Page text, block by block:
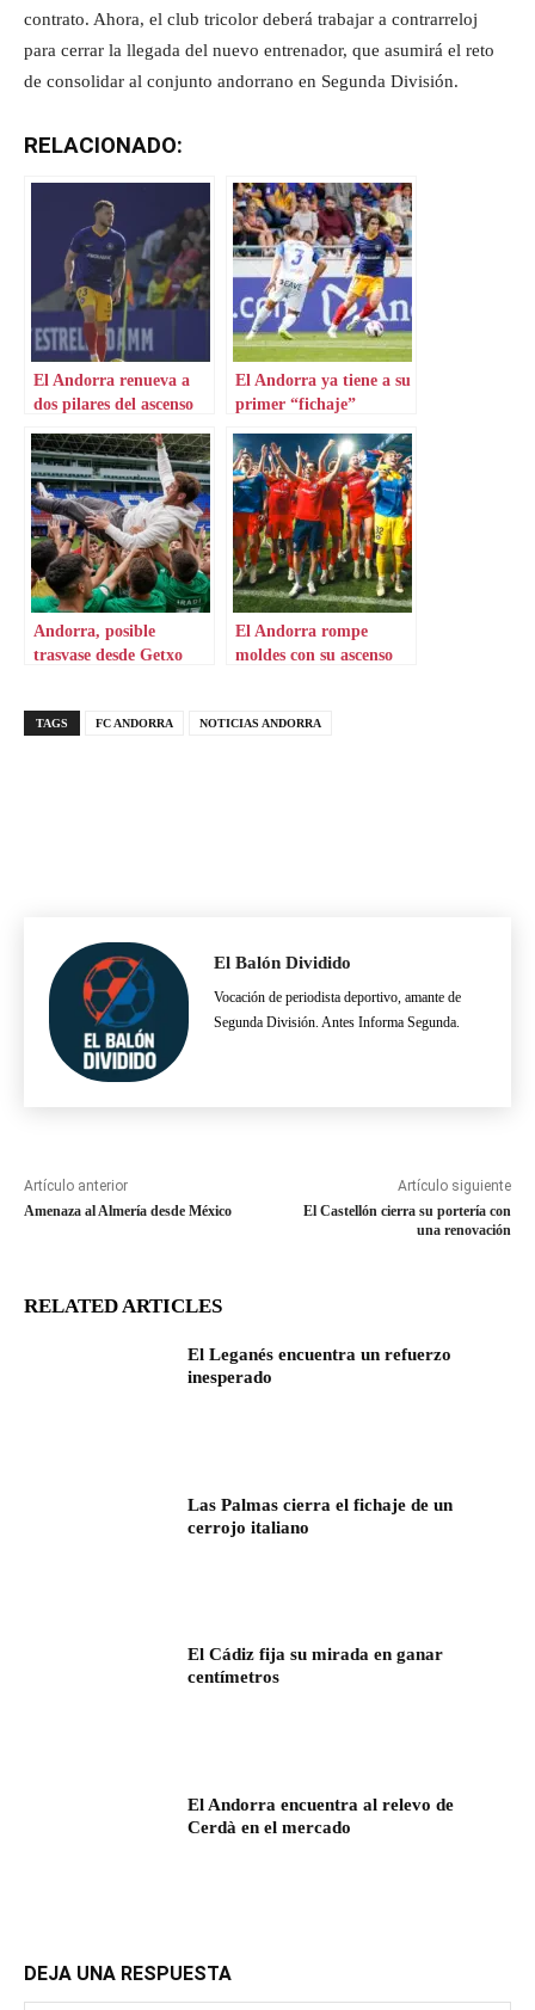
contrato. Ahora, el club tricolor deberá trabajar a contrarreloj
para cerrar la llegada del nuevo entrenador, que asumirá el reto
de consolidar al conjunto andorrano en Segunda División.
RELACIONADO:
El Andorra renueva a
dos pilares del ascenso
El Andorra ya tiene a su
primer “fichaje”
Andorra, posible
trasvase desde Getxo
El Andorra rompe
moldes con su ascenso
TAGS FC ANDORRA NOTICIAS ANDORRA
El Balón Dividido
Vocación de periodista deportivo, amante de
Segunda División. Antes Informa Segunda.
Artículo anterior
Amenaza al Almería desde México
Artículo siguiente
El Castellón cierra su portería con
una renovación
RELATED ARTICLES
El Leganés encuentra un refuerzo
inesperado
Las Palmas cierra el fichaje de un
cerrojo italiano
El Cádiz fija su mirada en ganar
centímetros
El Andorra encuentra al relevo de
Cerdà en el mercado
DEJA UNA RESPUESTA